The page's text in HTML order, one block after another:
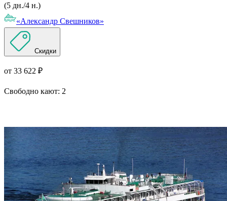
(5 дн./4 н.)
«Александр Свешников»
Скидки
от 33 622 ₽
Свободно кают: 2